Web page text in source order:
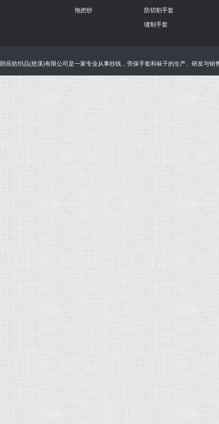
拖把纱 防切割手套
缝制手套
朗辰纺织品(慈溪)有限公司 是一家专业从事纱线 ， 劳保手套和袜子的生产、研发与